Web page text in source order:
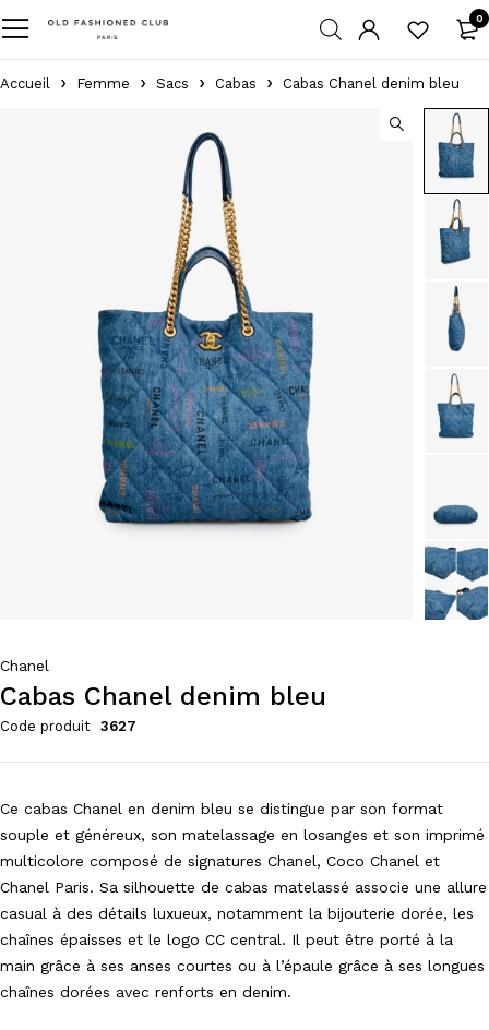
0
Accueil Femme Sacs Cabas Cabas Chanel denim bleu
Chanel
Cabas Chanel denim bleu
Code produit 3627
Ce cabas Chanel en denim bleu se distingue par son format
souple et généreux, son matelassage en losanges et son imprimé
multicolore composé de signatures Chanel, Coco Chanel et
Chanel Paris. Sa silhouette de cabas matelassé associe une allure
casual à des détails luxueux, notamment la bijouterie dorée, les
chaînes épaisses et le logo CC central. Il peut être porté à la
main grâce à ses anses courtes ou à l’épaule grâce à ses longues
chaînes dorées avec renforts en denim.